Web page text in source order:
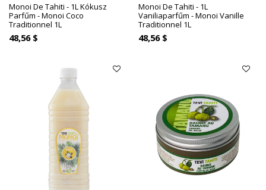
Monoi De Tahiti - 1L Kókusz
Parfűm - Monoi Coco
Traditionnel 1L
48,56 $
Monoi De Tahiti - 1L
Vaniliaparfűm - Monoi Vanille
Traditionnel 1L
48,56 $